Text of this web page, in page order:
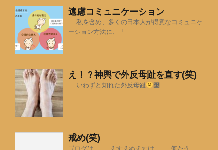
遠慮コミュニケーション
私を含め、多くの日本人が得意なコミュニケ
ーション方法に、「
え！？神輿で外反母趾を直す(笑)
いわずと知れた外反母趾 ࿠
戒め(笑)
ブログは、 えすえぬえすは、 何かう